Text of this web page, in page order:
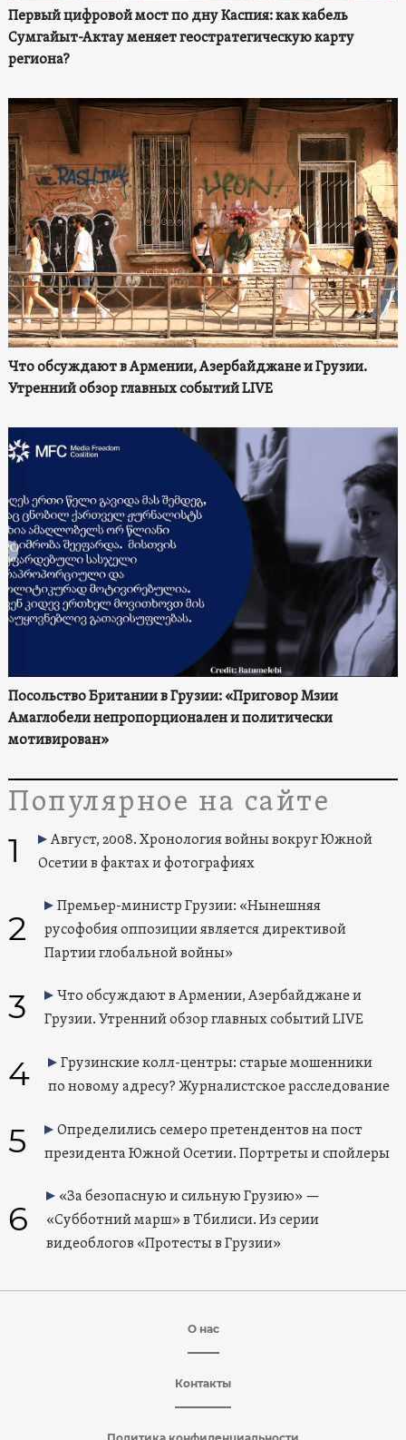
Первый цифровой мост по дну Каспия: как кабель
Сумгайыт-Актау меняет геостратегическую карту
региона?
Что обсуждают в Армении, Азербайджане и Грузии.
Утренний обзор главных событий LIVE
Посольство Британии в Грузии: «Приговор Мзии
Амаглобели непропорционален и политически
мотивирован»
Популярное на сайте
1
Август, 2008. Хронология войны вокруг Южной
Осетии в фактах и фотографиях
2
Премьер-министр Грузии: «Нынешняя
русофобия оппозиции является директивой
Партии глобальной войны»
3
Что обсуждают в Армении, Азербайджане и
Грузии. Утренний обзор главных событий LIVE
4
Грузинские колл-центры: старые мошенники
по новому адресу? Журналистское расследование
5
Определились семеро претендентов на пост
президента Южной Осетии. Портреты и спойлеры
6
«За безопасную и сильную Грузию» —
«Субботний марш» в Тбилиси. Из серии
видеоблогов «Протесты в Грузии»
О нас
Контакты